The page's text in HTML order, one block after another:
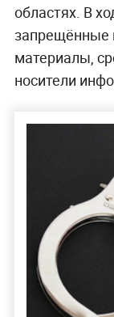
областях. В
запрещённые
материалы,
носители